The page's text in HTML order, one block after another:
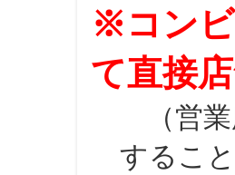
※コンビ
て直接
（営業
するこ